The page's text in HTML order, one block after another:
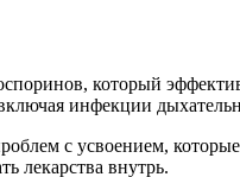
который
инфекции
с усвоением,
лекарства внутрь.